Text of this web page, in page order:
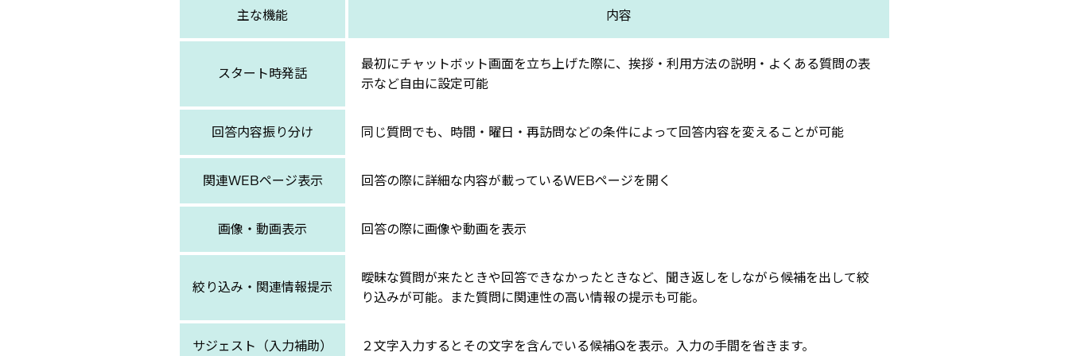
主な機能 内容
スタート時発話
最初にチャットボット画面を立ち上げた際に、挨拶・利用方法の説明・よくある質問の表
示など自由に設定可能
回答内容振り分け 同じ質問でも、時間・曜日・再訪問などの条件によって回答内容を変えることが可能
関連WEBページ表示 回答の際に詳細な内容が載っているWEBページを開く
画像・動画表示 回答の際に画像や動画を表示
絞り込み・関連情報提示
曖昧な質問が来たときや回答できなかったときなど、聞き返しをしながら候補を出して絞
り込みが可能。また質問に関連性の高い情報の提示も可能。
サジェスト（入力補助） ２文字入力するとその文字を含んでいる候補Qを表示。入力の手間を省きます。